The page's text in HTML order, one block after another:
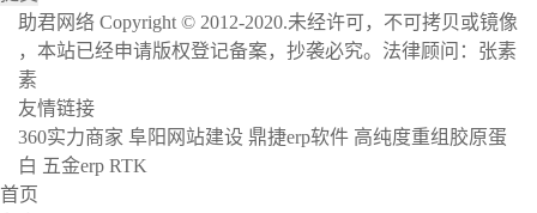
助君网络 Copyright © 2012-2020.未经许可，不可拷贝或镜像
，本站已经申请版权登记备案，抄袭必究。法律顾问：张素
素
友情链接
360实力商家 阜阳网站建设 鼎捷erp软件 高纯度重组胶原蛋
白 五金erp RTK
首页